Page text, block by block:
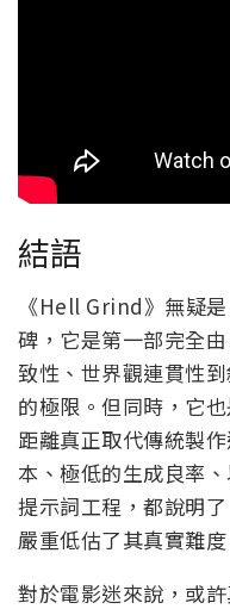
結語
《Hell Grind》無疑
碑，它是第一部完全
致性、世界觀連貫性
的極限。但同時，它
距離真正取代傳統製
本、極低的生成良率
提示詞工程，都說明
嚴重低估了其真實難度
對於電影迷來說，或